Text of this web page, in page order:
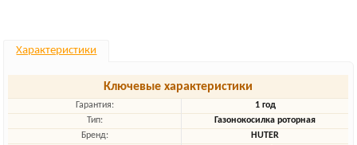
Характеристики
Ключевые характеристики
Гарантия:
1 год
Тип:
Газонокосилка роторная
Бренд:
HUTER